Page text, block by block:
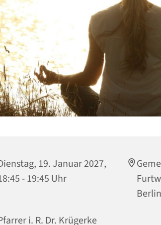
19. Januar 2027,
- 19:45 Uhr
Berlin
i. R. Dr. Krügerke